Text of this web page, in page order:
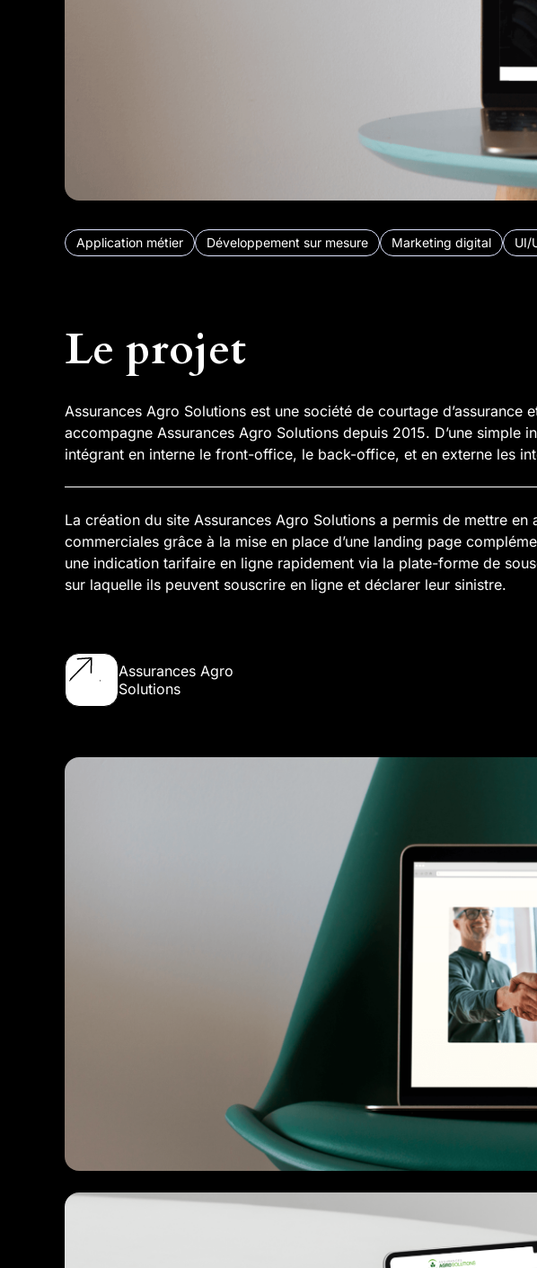
Application métier Développement sur mesure Marketing digital UI/
Le projet
Assurances Agro Solutions est une société de courtage
accompagne Assurances Agro Solutions depuis 2015. D’une
intégrant en interne le front-office, le back-office, et en externe les
La création du site Assurances Agro Solutions a permis de mettre
commerciales grâce à la mise en place d’une landing page
une indication tarifaire en ligne rapidement via la plate-forme de
sur laquelle ils peuvent souscrire en ligne et déclarer leur sinistre.
Assurances Agro
Solutions